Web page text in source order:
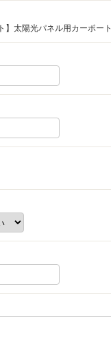
】太陽光パネル用カーポート